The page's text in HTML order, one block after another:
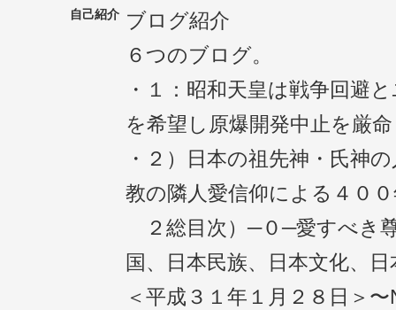
自己紹介 ブログ紹介
６つのブログ。
・１：昭和天皇は戦争回避
を希望し原爆開発中止を厳
・２）日本の祖先神・氏神
教の隣人愛信仰による４０
２総目次）─０─愛すべき
国、日本民族、日本文化、
＜平成３１年１月２８日